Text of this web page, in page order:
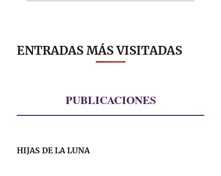
ENTRADAS MÁS VISITADAS
PUBLICACIONES
HIJAS DE LA LUNA